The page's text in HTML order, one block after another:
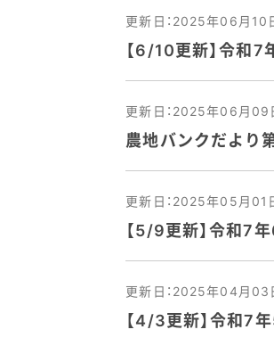
更新日：2025年06月10
【6/10更新】令和
更新日：2025年06月09
農地バンクだより
更新日：2025年05月01
【5/9更新】令和7
更新日：2025年04月03
【4/3更新】令和7